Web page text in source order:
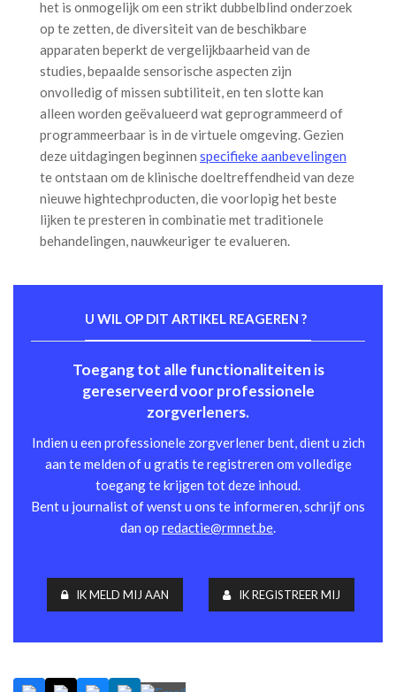
het is onmogelijk om een strikt dubbelblind onderzoek
op te zetten, de diversiteit van de beschikbare
apparaten beperkt de vergelijkbaarheid van de
studies, bepaalde sensorische aspecten zijn
onvolledig of missen subtiliteit, en ten slotte kan
alleen worden geëvalueerd wat geprogrammeerd of
programmeerbaar is in de virtuele omgeving. Gezien
deze uitdagingen beginnen specifieke aanbevelingen
te ontstaan om de klinische doeltreffendheid van deze
nieuwe hightechproducten, die voorlopig het beste
lijken te presteren in combinatie met traditionele
behandelingen, nauwkeuriger te evalueren.
U WIL OP DIT ARTIKEL REAGEREN ?
Toegang tot alle functionaliteiten is
gereserveerd voor professionele
zorgverleners.
Indien u een professionele zorgverlener bent, dient u zich
aan te melden of u gratis te registreren om volledige
toegang te krijgen tot deze inhoud.
Bent u journalist of wenst u ons te informeren, schrijf ons
dan op redactie@rmnet.be.
IK MELD MIJ AAN IK REGISTREER MIJ